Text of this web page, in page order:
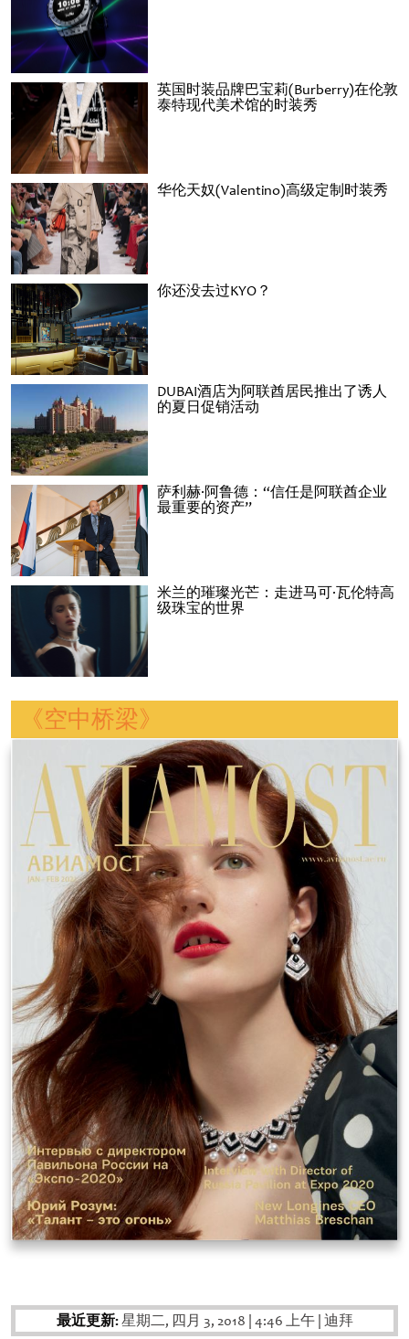
英国时装品牌巴宝莉(Burberry)在伦敦
泰特现代美术馆的时装秀
华伦天奴(Valentino)高级定制时装秀
你还没去过KYO？
DUBAI酒店为阿联酋居民推出了诱人
的夏日促销活动
萨利赫·阿鲁德：“信任是阿联酋企业
最重要的资产”
米兰的璀璨光芒：走进马可·瓦伦特高
级珠宝的世界
《空中桥梁》
最近更新:星期二, 四月 3, 2018 4:46 上午 迪拜